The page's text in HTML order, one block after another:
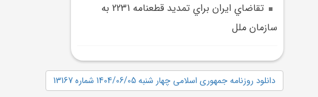
تقاضاي ايران براي تمديد قطعنامه 2231 به
سازمان ملل
دانلود روزنامه جمهوری اسلامی چهار شنبه 1404/06/05 شماره 13167